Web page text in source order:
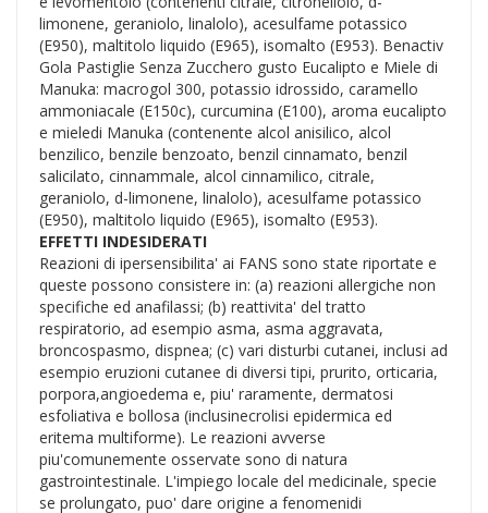
limonene, geraniolo, linalolo), acesulfame potassico
(E950), maltitolo liquido (E965), isomalto (E953). Benactiv
Gola Pastiglie Senza Zucchero gusto Eucalipto e Miele di
Manuka: macrogol 300, potassio idrossido, caramello
ammoniacale (E150c), curcumina (E100), aroma eucalipto
e mieledi Manuka (contenente alcol anisilico, alcol
benzilico, benzile benzoato, benzil cinnamato, benzil
salicilato, cinnammale, alcol cinnamilico, citrale,
geraniolo, d-limonene, linalolo), acesulfame potassico
(E950), maltitolo liquido (E965), isomalto (E953).
EFFETTI INDESIDERATI
Reazioni di ipersensibilita' ai FANS sono state riportate e
queste possono consistere in: (a) reazioni allergiche non
specifiche ed anafilassi; (b) reattivita' del tratto
respiratorio, ad esempio asma, asma aggravata,
broncospasmo, dispnea; (c) vari disturbi cutanei, inclusi ad
esempio eruzioni cutanee di diversi tipi, prurito, orticaria,
porpora,angioedema e, piu' raramente, dermatosi
esfoliativa e bollosa (inclusinecrolisi epidermica ed
eritema multiforme). Le reazioni avverse
piu'comunemente osservate sono di natura
gastrointestinale. L'impiego locale del medicinale, specie
se prolungato, puo' dare origine a fenomenidi